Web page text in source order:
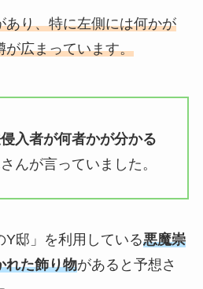
あり、特に左側には何かが
が広まっています。
入者が何者かが分かる
んが言っていました。
邸」 を利用している悪魔崇
れた飾り物があると予想さ